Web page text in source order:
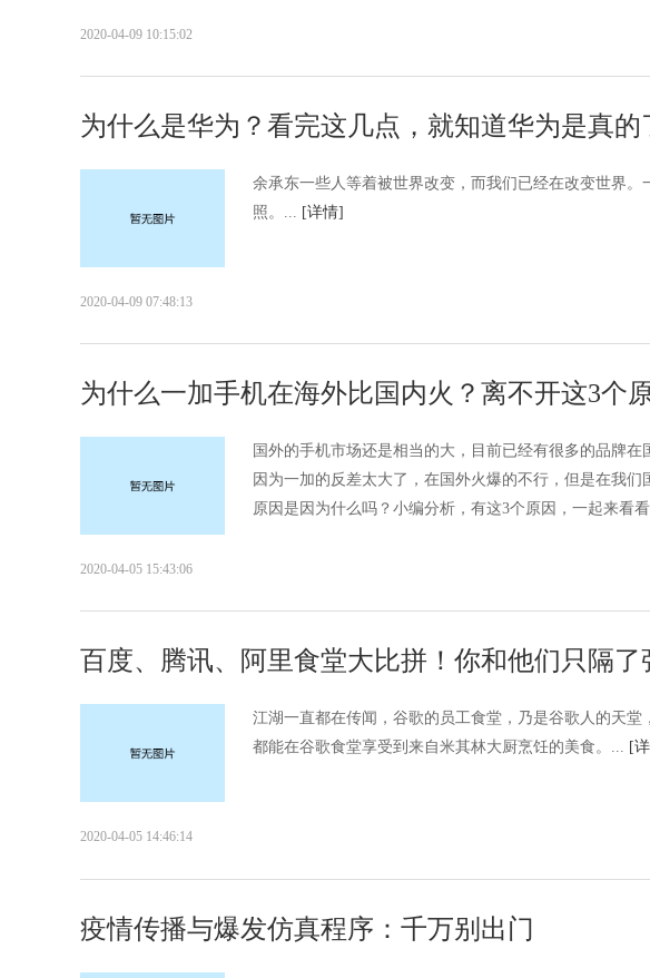
2020-04-09 10:15:02
为什么是华为？看完这几点，就知道华为是真的
余承东一些人等着被世界改变，而我们已经在改变世界
照。...
[详情]
2020-04-09 07:48:13
为什么一加手机在海外比国内火？离不开这3个
国外的手机市场还是相当的大，目前已经有很多的品牌
因为一加的反差太大了，在国外火爆的不行，但是在我
原因是因为什么吗？小编分析，有这3个原因，一起来看
2020-04-05 15:43:06
百度、腾讯、阿里食堂大比拼！你和他们只隔了
江湖一直都在传闻，谷歌的员工食堂，乃是谷歌人的天堂
都能在谷歌食堂享受到来自米其林大厨烹饪的美食。... [
2020-04-05 14:46:14
疫情传播与爆发仿真程序：千万别出门